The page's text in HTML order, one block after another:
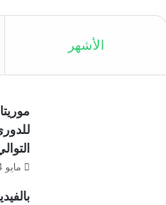
الأشهر
مايو 24, 2026